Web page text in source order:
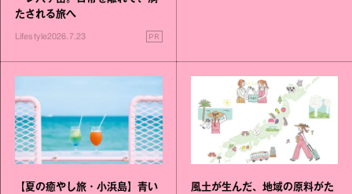
たされる旅へ
Lifestyle2026.7.23 PR
【夏の癒やし旅・小浜島】青い
風土が生んだ、地域の原料がた